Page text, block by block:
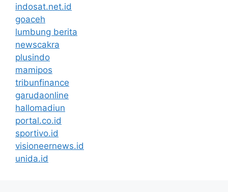
indosat.net.id
goaceh
lumbung berita
newscakra
plusindo
mamipos
tribunfinance
garudaonline
hallomadiun
portal.co.id
sportivo.id
visioneernews.id
unida.id